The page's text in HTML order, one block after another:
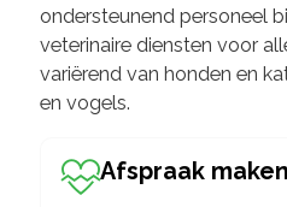
ondersteunend personeel
veterinaire diensten voor
variërend van honden en
en vogels.
Afspraak maken